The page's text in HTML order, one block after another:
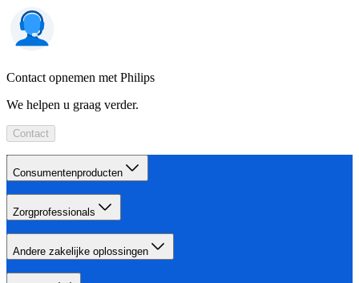
Contact opnemen met Philips
We helpen u graag verder.
Contact
Consumentenproducten
Zorgprofessionals
Andere zakelijke oplossingen